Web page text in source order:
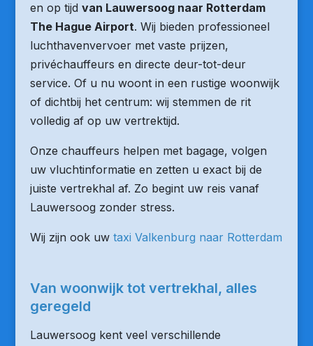
en op tijd van Lauwersoog naar Rotterdam
The Hague Airport. Wij bieden professioneel
luchthavenvervoer met vaste prijzen,
privéchauffeurs en directe deur-tot-deur
service. Of u nu woont in een rustige woonwijk
of dichtbij het centrum: wij stemmen de rit
volledig af op uw vertrektijd.
Onze chauffeurs helpen met bagage, volgen
uw vluchtinformatie en zetten u exact bij de
juiste vertrekhal af. Zo begint uw reis vanaf
Lauwersoog zonder stress.
Wij zijn ook uw taxi Valkenburg naar Rotterdam
Van woonwijk tot vertrekhal, alles
geregeld
Lauwersoog kent veel verschillende